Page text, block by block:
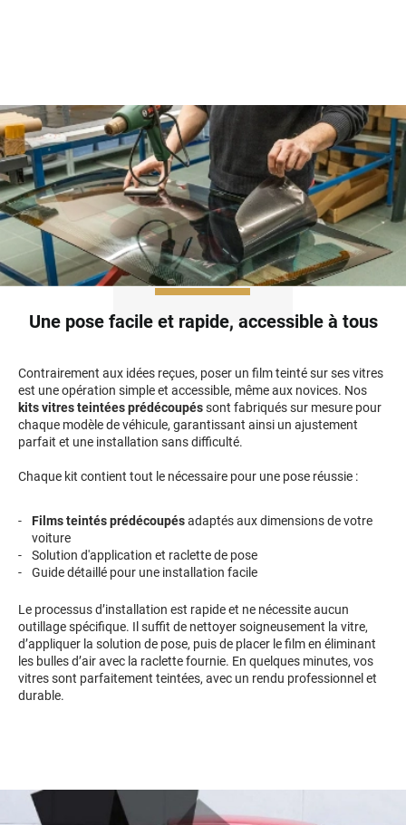
Opel
Ora
Peugeot
Plymouth
Polestar
Proton
Renault
Rivian
Rolls
Rover
Saab
Saturn
Scania
Scion
Une pose facile et rapide, accessible à tous
Contrairement aux idées reçues, poser un film teinté sur ses vitres
est une opération simple et accessible, même aux novices. Nos
kits vitres teintées prédécoupéssont fabriqués sur mesure pour
chaque modèle de véhicule, garantissant ainsi un ajustement
parfait et une installation sans difficulté.
Chaque kit contient tout le nécessaire pour une pose réussie :
Films teintés prédécoupésadaptés aux dimensions de votre
voiture
Solution d'application et raclette de pose
Guide détaillé pour une installation facile
Le processus d’installation est rapide et ne nécessite aucun
outillage spécifique. Il suffit de nettoyer soigneusement la vitre,
d’appliquer la solution de pose, puis de placer le film en éliminant
les bulles d’air avec la raclette fournie. En quelques minutes, vos
vitres sont parfaitement teintées, avec un rendu professionnel et
durable.